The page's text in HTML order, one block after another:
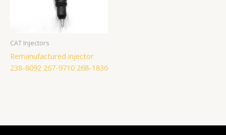
CAT Injectors
Remanufactured injector
238-8092 267-9710 268-1836